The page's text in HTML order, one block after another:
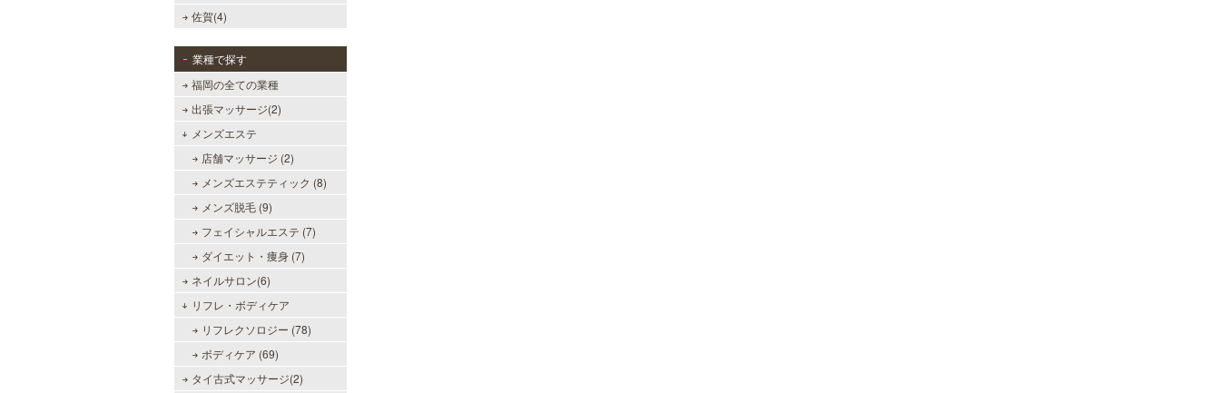
佐賀(4)
業種で探す
福岡の全ての業種
出張マッサージ(2)
メンズエステ
店舗マッサージ (2)
メンズエステティック (8)
メンズ脱毛 (9)
フェイシャルエステ (7)
ダイエット・痩身 (7)
ネイルサロン(6)
リフレ・ボディケア
リフレクソロジー (78)
ボディケア (69)
タイ古式マッサージ(2)